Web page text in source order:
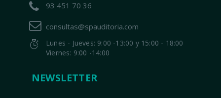
93 451 70 36
consultas@spauditoria.com
Lunes - Jueves: 9:00 -13:00 y 15:00 - 18:00
Viernes: 9:00 -14:00
NEWSLETTER